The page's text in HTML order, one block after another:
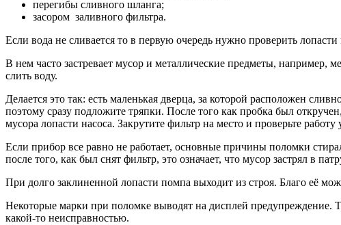
перегибы сливного шланга;
засором заливного фильтра.
Если вода не сливается то в первую очередь нужно проверить лопасти
В нем часто застревает мусор и металлические предметы,
слить воду.
Делается это так: есть маленькая дверца, за которой расположен
поэтому сразу подложите тряпки. После того как пробка был
мусора лопасти насоса. Закрутите фильтр на место и проверьте работу
Если прибор все равно не работает, основные причины поломки
после того, как был снят фильтр, это означает, что мусор застрял в
При долго заклиненной лопасти помпа выходит из строя. Благо её
Некоторые марки при поломке выводят на дисплей предупреждение.
какой-то неисправностью.